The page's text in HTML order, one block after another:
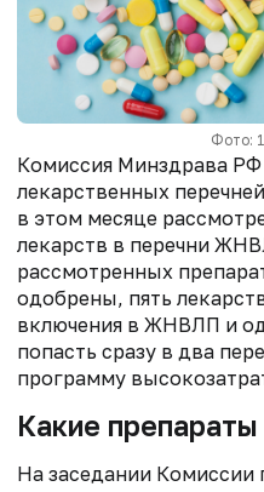
Фото:
Комиссия Минздрава
лекарственных
в этом месяце
лекарств в перечни
рассмотренных
одобрены, пять
включения в ЖНВЛП и
попасть сразу в два
программу
Какие
На заседании